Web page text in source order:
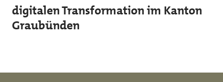
digitalen Transformation im Kanton
Graubünden